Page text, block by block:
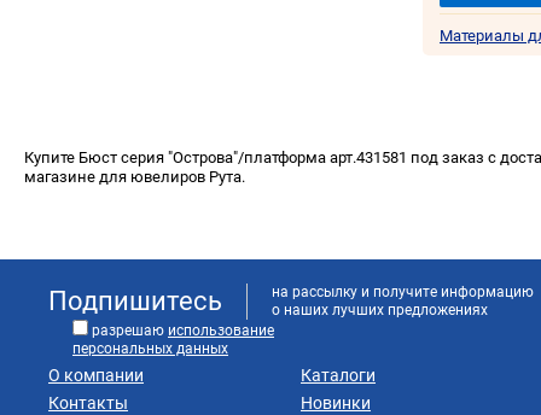
Материалы
Купите Бюст серия "Острова"/платформа арт.431581 под заказ с
магазине для ювелиров Рута.
Подпишитесь
на рассылку и получите информацию
о наших лучших предложениях
разрешаю использование
персональных данных
О компании
Контакты
Каталоги
Новинки